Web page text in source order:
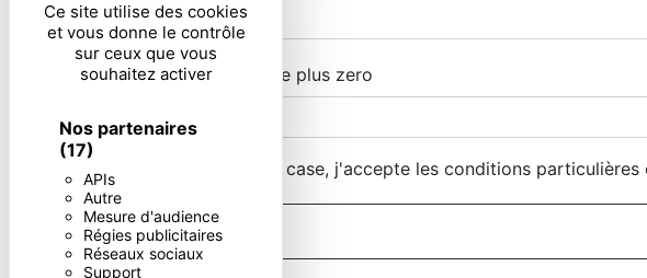
Ce site utilise des cookies
et vous donne le contrôle
sur ceux que vous
souhaitez activer
Nos partenaires
(17)
APIs
Autre
Mesure d'audience
Régies publicitaires
Réseaux sociaux
Support
Combien font quatre plus zero
En cochant cette case, j'accepte les conditions